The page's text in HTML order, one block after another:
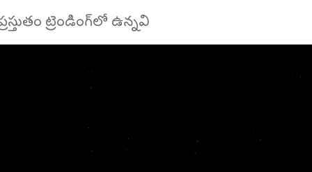
ట్రెండింగ్‌లో ఉన్నవి